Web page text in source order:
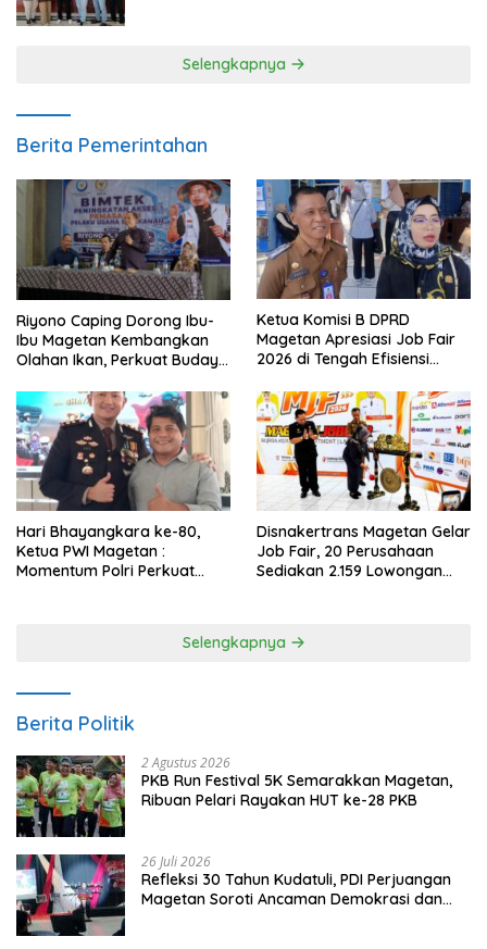
Selengkapnya
Berita Pemerintahan
Riyono Caping Dorong Ibu-
Ibu Magetan Kembangkan
Olahan Ikan, Perkuat Budaya
Ketua Komisi B DPRD
Magetan Apresiasi Job Fair
2026 di Tengah Efisiensi
Hari Bhayangkara ke-80,
Ketua PWI Magetan :
Momentum Polri Perkuat
Disnakertrans Magetan Gelar
Job Fair, 20 Perusahaan
Sediakan 2.159 Lowongan
Selengkapnya
Berita Politik
2 Agustus 2026
PKB Run Festival 5K Semarakkan Magetan,
Ribuan Pelari Rayakan HUT ke-28 PKB
26 Juli 2026
Refleksi 30 Tahun Kudatuli, PDI Perjuangan
Magetan Soroti Ancaman Demokrasi dan